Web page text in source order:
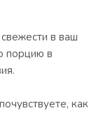
в ваш
порцию в
как